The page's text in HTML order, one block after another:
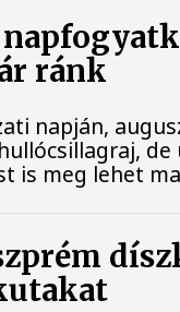
ránk
napján,
de
is meg lehet